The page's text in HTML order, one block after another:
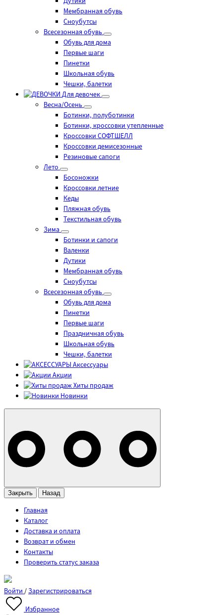
Мембранная обувь
Сноубутсы
Всесезонная обувь
Обувь для дома
Первые шаги
Пинетки
Школьная обувь
Чешки, балетки
Для девочек
Весна/Осень
Ботинки, полуботинки
Ботинки, кроссовки утепленные
Кроссовки СОФТШЕЛЛ
Кроссовки демисезонные
Резиновые сапоги
Лето
Босоножки
Кроссовки летние
Кеды
Пляжная обувь
Текстильная обувь
Зима
Ботинки и сапоги
Валенки
Дутики
Мембранная обувь
Сноубутсы
Всесезонная обувь
Обувь для дома
Пинетки
Первые шаги
Праздничная обувь
Школьная обувь
Чешки, балетки
Аксессуары
Акции
Хиты продаж
Новинки
Закрыть Назад
Главная
Каталог
Доставка и оплата
Возврат и обмен
Контакты
Проверить статус заказа
Войти/Зарегистрироваться
Избранное